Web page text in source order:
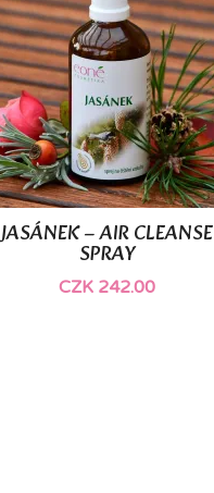
JASÁNEK – AIR CLEANSE
SPRAY
CZK 242.00
(1)
Quick view